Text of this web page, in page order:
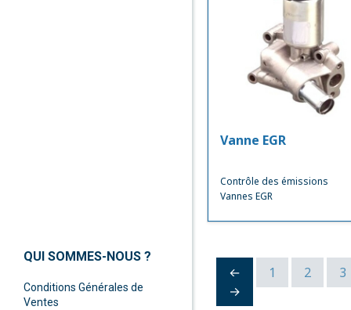
QUI SOMMES-NOUS ?
Conditions Générales de
Ventes
Vanne EGR
Contrôle des émissions
Vannes EGR
← 1 2
3
→